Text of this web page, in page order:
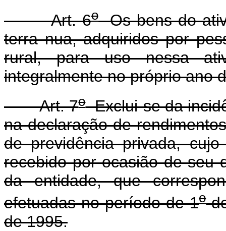
Art. 6oOs bens do
terra nua, adquiridos por
rural, para uso nessa
integralmente no próprio ano
Art. 7oExclui-se da
na declaração de
de previdência privada,
recebido por ocasião de seu
da entidade, que
efetuadas no período de 1o
de 1995.